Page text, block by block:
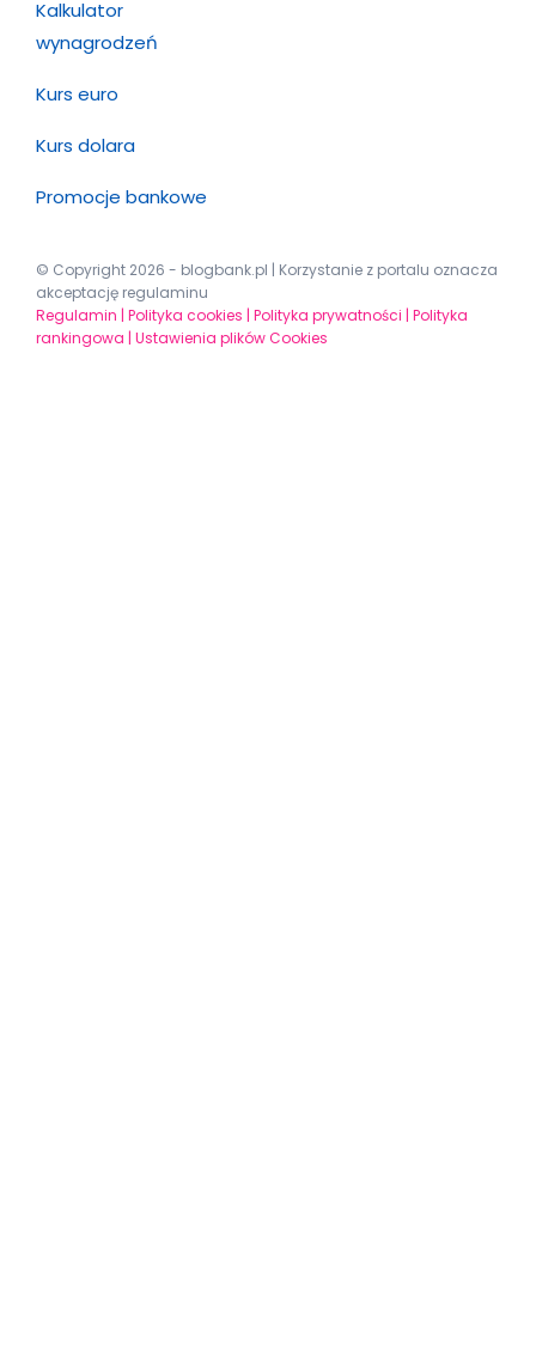
Kalkulator
wynagrodzeń
Kurs euro
Kurs dolara
Promocje bankowe
© Copyright 2026 - blogbank.pl | Korzystanie z portalu oznacza
akceptację regulaminu
Regulamin | Polityka cookies | Polityka prywatności | Polityka
rankingowa | Ustawienia plików Cookies